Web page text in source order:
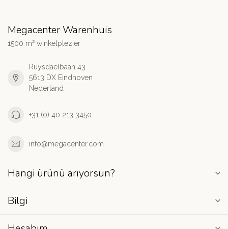
Megacenter Warenhuis
1500 m² winkelplezier
Ruysdaelbaan 43
5613 DX Eindhoven
Nederland
+31 (0) 40 213 3450
info@megacenter.com
Hangi ürünü arıyorsun?
Bilgi